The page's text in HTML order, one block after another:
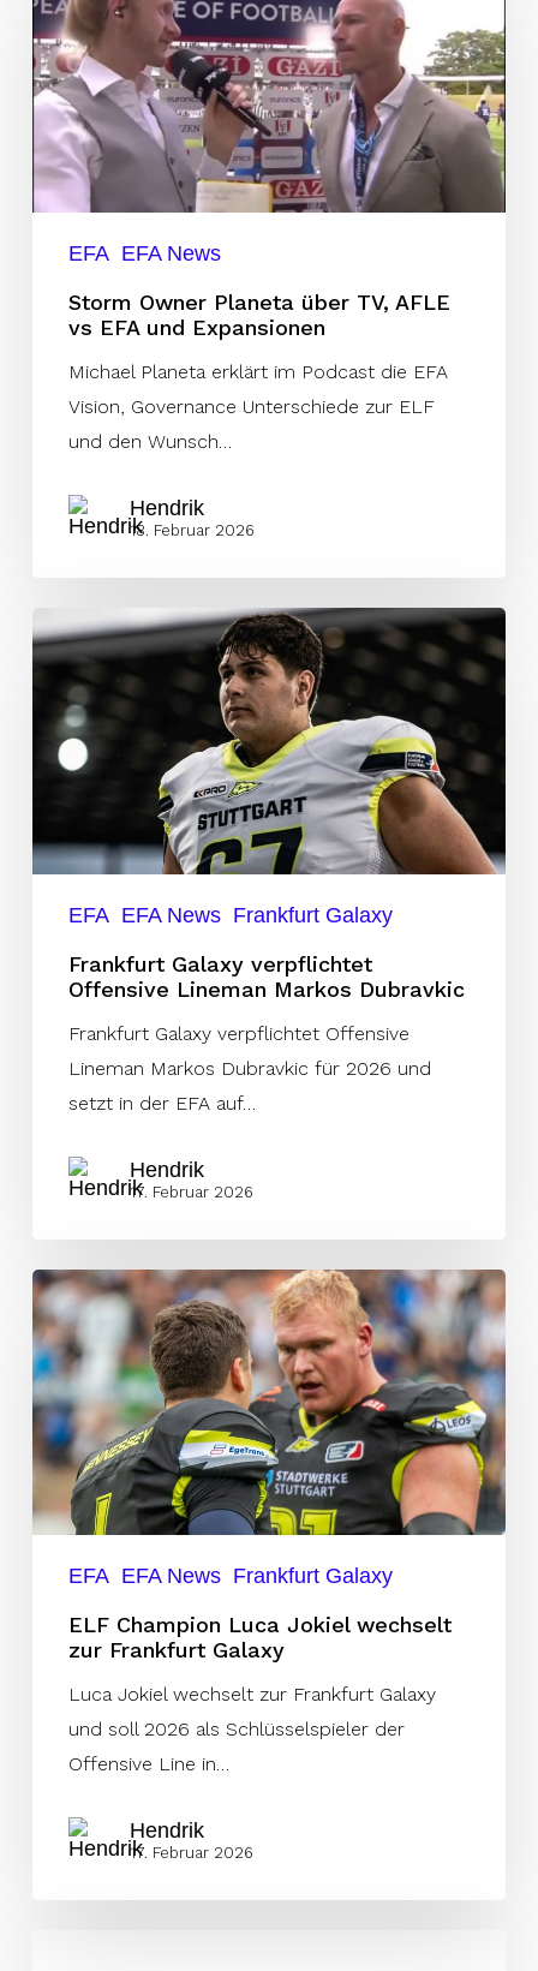
Planeta
über
TV,
AFLE
vs
EFA
EFA EFA News
Storm Owner Planeta über TV, AFLE
vs EFA und Expansionen
Michael Planeta erklärt im Podcast die EFA
Vision, Governance Unterschiede zur ELF
und den Wunsch…
Hendrik
18. Februar 2026
Frankfurt
Galaxy
verpflichtet
Offensive
Lineman
EFA EFA News Frankfurt Galaxy
Frankfurt Galaxy verpflichtet
Offensive Lineman Markos Dubravkic
Frankfurt Galaxy verpflichtet Offensive
Lineman Markos Dubravkic für 2026 und
setzt in der EFA auf…
Hendrik
17. Februar 2026
ELF
Champion
Luca
Jokiel
wechselt
zur
Frankfurt
Galaxy
EFA EFA News Frankfurt Galaxy
ELF Champion Luca Jokiel wechselt
zur Frankfurt Galaxy
Luca Jokiel wechselt zur Frankfurt Galaxy
und soll 2026 als Schlüsselspieler der
Offensive Line in…
Hendrik
17. Februar 2026